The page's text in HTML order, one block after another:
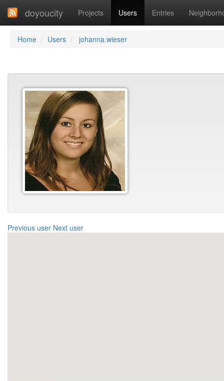
doyoucity Projects Users Entries
Home Users johanna.wieser
Previous user Next user